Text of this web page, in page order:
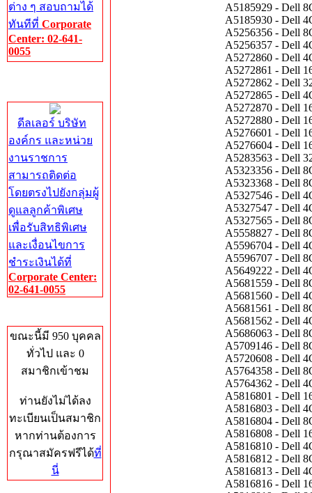
ต่าง ๆ สอบถามได้
ทันทีที่ Corporate
Center: 02-641-
0055
ดีลเลอร์ บริษัท
องค์กร และหน่วย
งานราชการ
สามารถติดต่อ
โดยตรงไปยังกลุ่มผู้
ดูแลลูกค้าพิเศษ
เพื่อรับสิทธิพิเศษ
และเงื่อนไขการ
ชำระเงินได้ที่
Corporate Center:
02-641-0055
ขณะนี้มี 950 บุคคล
ทั่วไป และ 0
สมาชิกเข้าชม
ท่านยังไม่ได้ลง
ทะเบียนเป็นสมาชิก
หากท่านต้องการ
กรุณาสมัครฟรีได้ที่
นี่
A5185929 - Dell
A5185930 - Dell
A5256356 - Dell
A5256357 - Dell
A5272860 - Dell
A5272861 - Dell
A5272862 - Dell
A5272865 - Dell
A5272870 - Dell
A5272880 - Dell
A5276601 - Dell
A5276604 - Dell
A5283563 - Dell
A5323356 - Dell
A5323368 - Dell
A5327546 - Dell
A5327547 - Dell
A5327565 - Dell
A5558827 - Dell
A5596704 - Dell
A5596707 - Dell
A5649222 - Dell
A5681559 - Dell
A5681560 - Dell
A5681561 - Dell
A5681562 - Dell
A5686063 - Dell
A5709146 - Dell
A5720608 - Dell
A5764358 - Dell
A5764362 - Dell
A5816801 - Dell
A5816803 - Dell
A5816804 - Dell
A5816808 - Dell
A5816810 - Dell
A5816812 - Dell
A5816813 - Dell
A5816816 - Dell